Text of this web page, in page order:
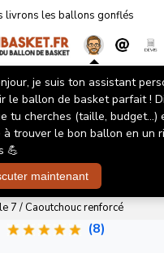
livrons les ballons gonflés
Tribute Golden State Warriors Wilson
/NBA Team Tribute Golden
Golden State
7 / Caoutchouc renforcé
(8)
je suis ton assistant
le ballon de basket parfait !
tu cherches (taille, budget...)
à trouver le bon ballon en un
💪
maintenant